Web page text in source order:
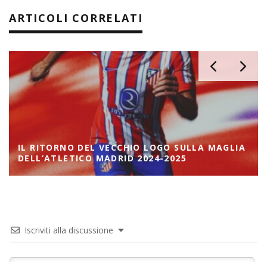
ARTICOLI CORRELATI
IL RITORNO DEL VECCHIO LOGO SULLA MAGLIA
DELL’ATLETICO MADRID 2024-2025
Iscriviti alla discussione